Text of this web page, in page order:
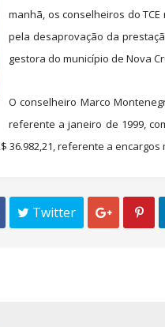
manhã, os conselheiros do
pela desaprovação da
gestora do município de Nova
O conselheiro Marco
referente a janeiro de 1999,
36.982,21, referente a
 Twitter  